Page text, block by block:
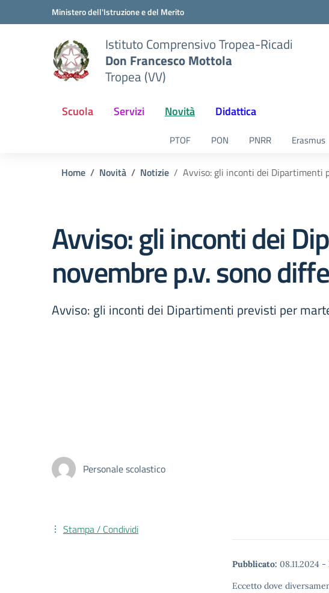
Vai ai contenuti
Vai al menu di navigazioneMinistero dell'Istruzione e del Merito
Istituto Comprensivo Tropea-Ricadi
Don Francesco Mottola
Tropea (VV)
Scuola Servizi Novità Didattica
PTOF PON PNRR Erasmus
Home Novità Notizie Avviso: gli inconti dei Dipartimenti
Avviso: gli inconti dei
novembre p.v. sono
Avviso: gli inconti dei Dipartimenti previsti per
Personale scolastico
Pubblicato: 08.11.2024 -
Eccetto dove
Stampa / Condividi